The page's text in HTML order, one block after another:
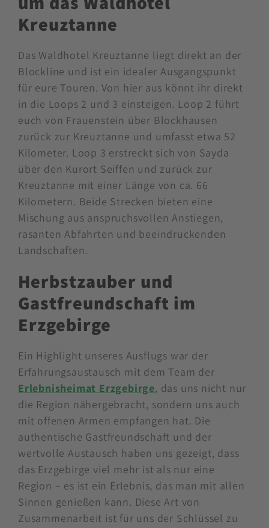
Blockline:www.blockline.bike
Streckenabschnitt rund
um das Waldhotel
Kreuztanne
Das Waldhotel Kreuztanne liegt direkt an der
Blockline und ist ein idealer Ausgangspunkt
für eure Touren. Von hier aus könnt ihr direkt
in die Loops 2 und 3 einsteigen. Loop 2 führt
euch von Frauenstein über Blockhausen
zurück zur Kreuztanne und umfasst etwa 52
Kilometer. Loop 3 erstreckt sich von Sayda
über den Kurort Seiffen und zurück zur
Kreuztanne mit einer Länge von ca. 66
Mischung aus anspruchsvollen Anstiegen,
rasanten Abfahrten und beeindruckenden
Landschaften.
Herbstzauber und
Gastfreundschaft im
Erzgebirge
Ein Highlight unseres Ausflugs war der
Erfahrungsaustausch mit dem Team der
Erlebnisheimat Erzgebirge
, das uns nicht nur
die Region nähergebracht, sondern uns auch
mit offenen Armen empfangen hat. Die
authentische Gastfreundschaft und der
wertvolle Austausch haben uns gezeigt, dass